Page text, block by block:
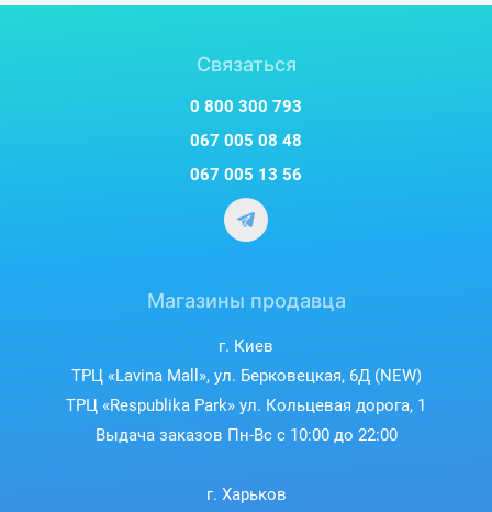
Размер и внешний вид
Графитная модельNFND-200X
отделения - холодильник и морозильная камера.
за пределы корпуса. Сверху на фронтальной части
размещен сенсорный регулятор режимов работы и
индикатор температур. Ножки с резиновыми насадками
Общие габариты модели — 595x635x2010 мм.
Связаться
0 800 300 793
067 005 08 48
067 005 13 56
Магазины продавца
г. Киев
ТРЦ «Lavina Mall», ул. Берковецкая, 6Д (NEW)
ТРЦ «Respublika Park» ул. Кольцевая дорога, 1
Выдача заказов Пн-Вс с 10:00 до 22:00
г. Харьков